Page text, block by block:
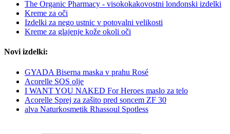
The Organic Pharmacy - visokokakovostni londonski izdelki
Kreme za oči
Izdelki za nego ustnic v potovalni velikosti
Kreme za glajenje kože okoli oči
Novi izdelki:
GYADA Biserna maska v prahu Rosé
Acorelle SOS olje
I WANT YOU NAKED For Heroes maslo za telo
Acorelle Sprej za zašito pred soncem ZF 30
alva Naturkosmetik Rhassoul Spotless